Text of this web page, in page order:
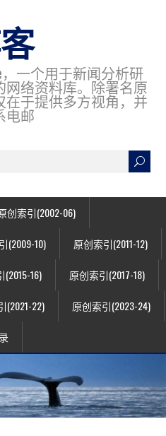
，一个用于新闻分析研
络资料库。除署名原
于提供多方视角，并
电邮
创索引(2002-06)
(2009-10) 原创索引(2011-12)
16) 原创索引(2017-18)
(2021-22) 原创索引(2023-24)